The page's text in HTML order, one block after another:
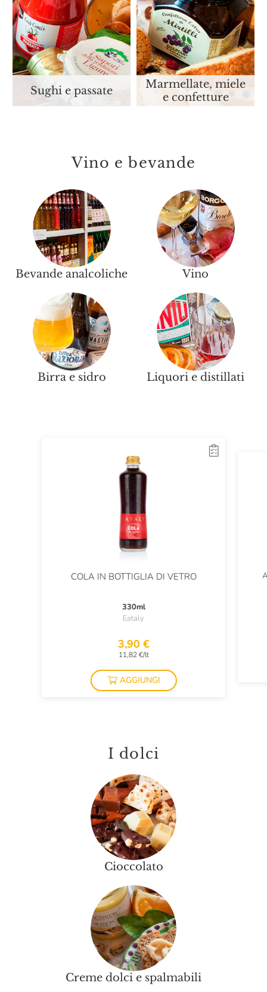
Sughi e passate
Marmellate, miele
e confetture
Vino e bevande
Bevande analcoliche Vino
Birra e sidro Liquori e distillati
COLA IN BOTTIGLIA DI VETRO
330ml
Eataly
3,90 €
11,82 €/lt
AGGIUNGI
I dolci
Cioccolato
Creme dolci e spalmabili